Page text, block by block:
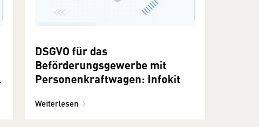
DSGVO für das
Beförderungsgewerbe mit
Personenkraftwagen: Infokit
Weiterlesen